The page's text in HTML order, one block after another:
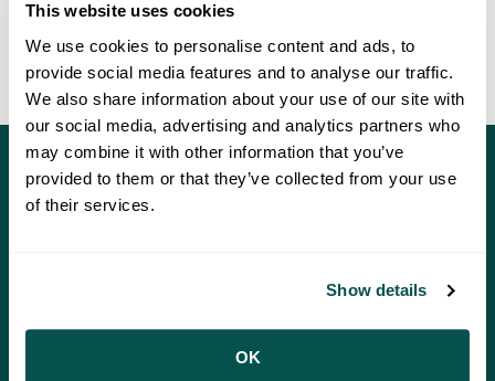
This website uses cookies
We use cookies to personalise content and ads, to
provide social media features and to analyse our traffic.
We also share information about your use of our site with
our social media, advertising and analytics partners who
may combine it with other information that you’ve
provided to them or that they’ve collected from your use
of their services.
Show details
OK
Atención para la hepatitis C y el VIH
Qué pueden esperar los